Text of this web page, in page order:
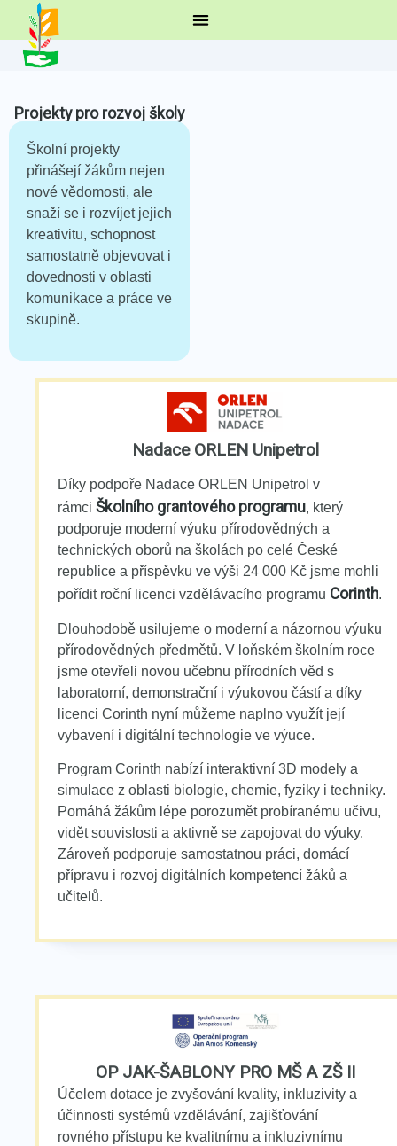
Projekty pro rozvoj školy
Školní projekty
přinášejí žákům nejen
nové vědomosti, ale
snaží se i rozvíjet jejich
kreativitu, schopnost
samostatně objevovat i
dovednosti v oblasti
komunikace a práce ve
skupině.
Nadace ORLEN Unipetrol
Díky podpoře Nadace ORLEN Unipetrol v
rámci Školního grantového programu, který
podporuje moderní výuku přírodovědných a
technických oborů na školách po celé České
republice a příspěvku ve výši 24 000 Kč jsme mohli
pořídit roční licenci vzdělávacího programu Corinth.
Dlouhodobě usilujeme o moderní a názornou výuku
přírodovědných předmětů. V loňském školním roce
jsme otevřeli novou učebnu přírodních věd s
laboratorní, demonstrační i výukovou částí a díky
licenci Corinth nyní můžeme naplno využít její
vybavení i digitální technologie ve výuce.
Program Corinth nabízí interaktivní 3D modely a
simulace z oblasti biologie, chemie, fyziky i techniky.
Pomáhá žákům lépe porozumět probíranému učivu,
vidět souvislosti a aktivně se zapojovat do výuky.
Zároveň podporuje samostatnou práci, domácí
přípravu i rozvoj digitálních kompetencí žáků a
učitelů.
OP JAK-ŠABLONY PRO MŠ A ZŠ II
Účelem dotace je zvyšování kvality, inkluzivity a
účinnosti systémů vzdělávání, zajišťování
rovného přístupu ke kvalitnímu a inkluzivnímu